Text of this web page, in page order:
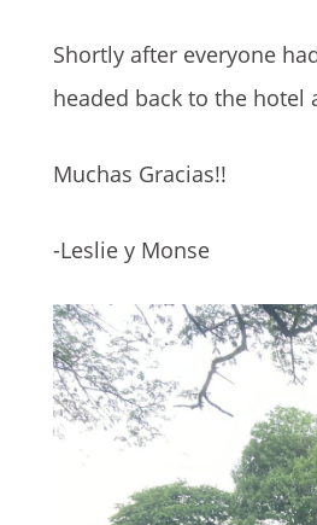
Shortly after everyone
headed back to the
Muchas Gracias!!
-Leslie y Monse